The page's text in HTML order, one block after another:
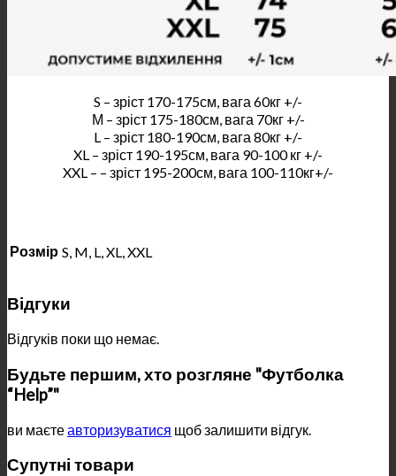
S – зріст 170-175см, вага 60кг +/-
М – зріст 175-180см, вага 70кг +/-
L – зріст 180-190см, вага 80кг +/-
XL – зріст 190-195см, вага 90-100 кг +/-
XXL – – зріст 195-200см, вага 100-110кг+/-
Розмір S, M, L, XL, XXL
Відгуки
Відгуків поки що немає.
Будьте першим, хто розгляне "Футболка
“Help”"
ви маєтеавторизуватися щоб залишити відгук.
Супутні товари